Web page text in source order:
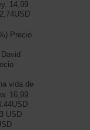
14,99
Precio
vida de
16,99
USD